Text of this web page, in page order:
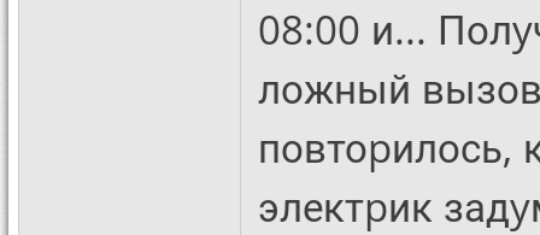
08:00 и...
ложный
повтоpилось,
электpик